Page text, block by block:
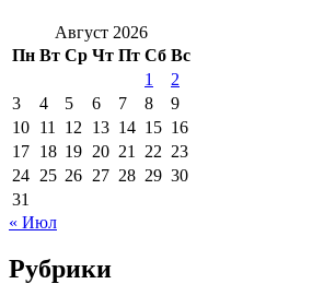
Август 2026
Пн Вт Ср Чт Пт Сб Вс
1
2
3
4 5 6 7 8
9
10 11 12 13 14 15 16
17 18 19 20 21 22 23
24 25 26 27 28 29 30
31
« Июл
Рубрики